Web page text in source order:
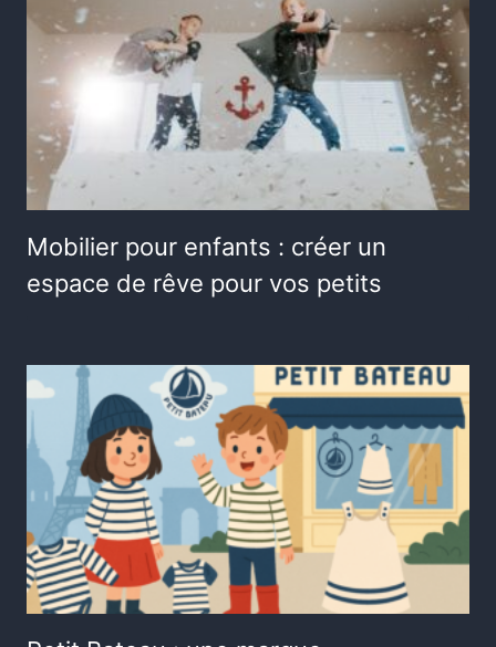
Mobilier pour enfants : créer un
espace de rêve pour vos petits